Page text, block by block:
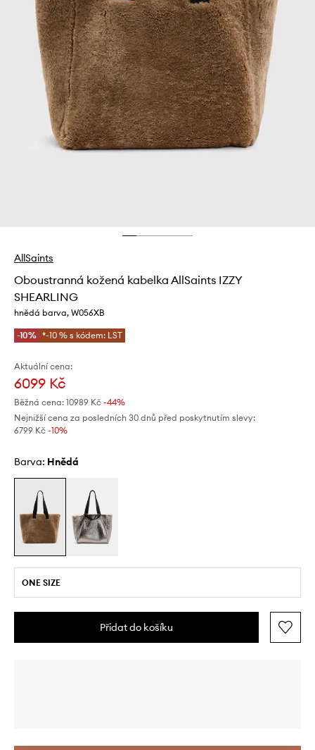
AllSaints
Oboustranná kožená kabelka AllSaints IZZY
SHEARLING
hnědá barva, W056XB
-10% *-10 % s kódem: LST
Aktuální cena:
6099 Kč
Běžná cena: 10989 Kč -44%
Nejnižší cena za posledních 30 dnů před poskytnutím slevy:
6799 Kč -10%
Barva: hnědá
ONE SIZE
Přidat do košíku